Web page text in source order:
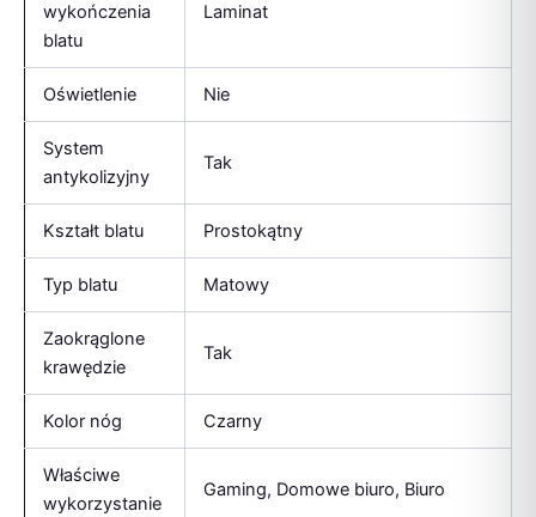
wykończenia
blatu
Laminat
Oświetlenie Nie
System
antykolizyjny
Tak
Kształt blatu Prostokątny
Typ blatu Matowy
Zaokrąglone
krawędzie
Tak
Kolor nóg Czarny
Właściwe
wykorzystanie
Gaming, Domowe biuro, Biuro